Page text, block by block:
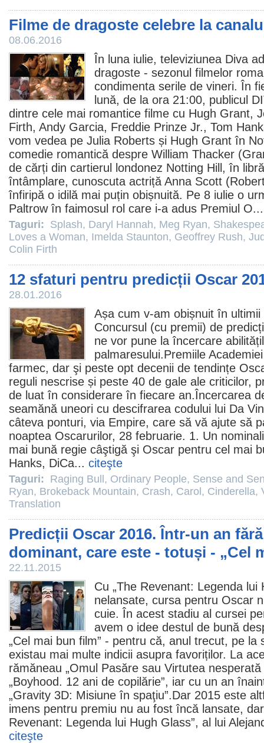
Filme de dragoste celebre la
08.06.2016
În luna iulie, televiziunea Diva
dragoste - sezonul filmelor
condimenta serile de vineri. În
lună, de la ora 21:00, publicul
dintre cele mai romantice filme cu Hugh Grant,
Firth, Andy Garcia, Freddie Prinze Jr., Tom
vom vedea pe Julia Roberts și Hugh Grant în
comedie romantică despre William Thacker
de cărți din cartierul londonez Notting Hill, în
întâmplare, cunoscuta actriță Anna Scott
înfiripă o idilă mai puțin obișnuită. Pe 8 iulie o
Paltrow în faimosul rol care i-a adus Premiul O
Taguri: Splash, Daryl Hannah, Meg Ryan,
Loves a Woman, Imelda Staunton, Geoffrey Rush,
Colin Firth
12 sfaturi pentru predicții Oscar
28.01.2016
Așa cum v-am obișnuit în
Concursul (cu premii) de
ne vor pune la încercare
palmaresului.Premiile
farmec, dar şi peste opt decenii de tendințe
reguli nescrise și peste 40 de gale ale criticilor,
de luat în considerare în fiecare an.Încercarea
seamănă uneori cu descifrarea codului lui Da
câteva ponturi, via Empire, care să vă ajute să
noaptea Oscarurilor, 28 februarie. 1. Un
mai bună regie câştigă şi Oscar pentru cel mai
Hanks, DiCa... citeşte
Taguri: Raging Bull , Ordinary People, Sense and
Ryan, Brokeback Mountain, Crash, Carol , Cinderella,
Translation
Predicții Oscar 2016. Într-un an
dominant, care este - totuși - „Cel
22.11.2015
Cu „The Revenant: Legenda lui
nelansate, cursa pentru Oscar
cuie. În acest stadiu al cursei
avem o idee destul de bună
„Cel mai bun film” - pentru că, anul trecut, pe la
existau mai multe indicii asupra favoriților. La
rămăneau „Omul Pasăre sau Virtutea
„Boyhood. 12 ani de copilărie”, iar cu un an
„Gravity 3D: Misiune în spaţiu”.Dar 2015 este
imens pentru premiu nu au fost încă lansate,
Revenant: Legenda lui Hugh Glass”, al lui
citeşte